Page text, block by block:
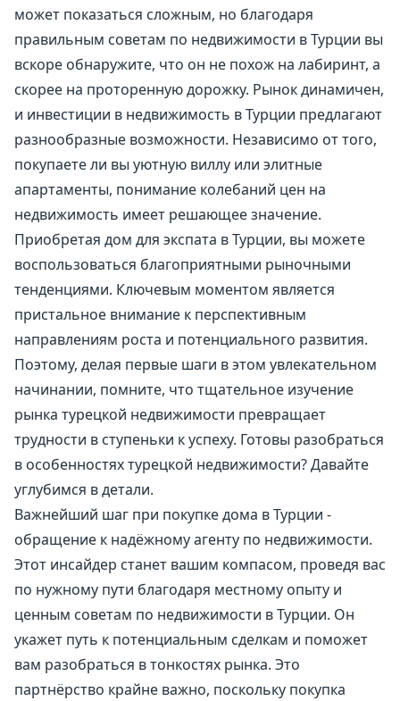
может показаться сложным, но благодаря
правильным советам по недвижимости в Турции вы
вскоре обнаружите, что он не похож на лабиринт, а
скорее на проторенную дорожку. Рынок динамичен,
и инвестиции в недвижимость в Турции предлагают
разнообразные возможности. Независимо от того,
покупаете ли вы уютную виллу или элитные
апартаменты, понимание колебаний цен на
недвижимость имеет решающее значение.
Приобретая дом для экспата в Турции, вы можете
воспользоваться благоприятными рыночными
тенденциями. Ключевым моментом является
пристальное внимание к перспективным
направлениям роста и потенциального развития.
Поэтому, делая первые шаги в этом увлекательном
начинании, помните, что тщательное изучение
рынка турецкой недвижимости превращает
трудности в ступеньки к успеху. Готовы разобраться
в особенностях турецкой недвижимости? Давайте
углубимся в детали.
Важнейший шаг при покупке дома в Турции -
обращение к надёжному агенту по недвижимости.
Этот инсайдер станет вашим компасом, проведя вас
по нужному пути благодаря местному опыту и
ценным советам по недвижимости в Турции. Он
укажет путь к потенциальным сделкам и поможет
вам разобраться в тонкостях рынка. Это
партнёрство крайне важно, поскольку покупка